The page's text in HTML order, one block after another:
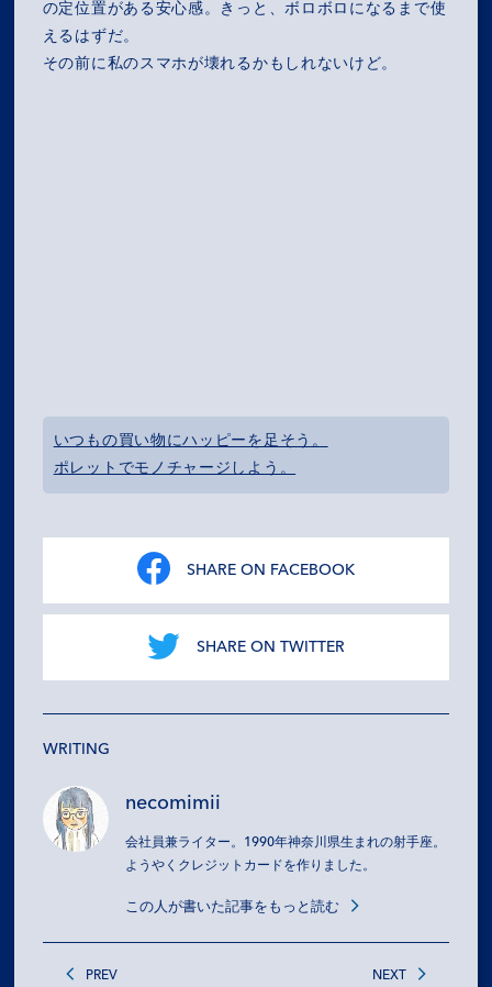
の定位置がある安心感。きっと、ボロボロになるまで使
えるはずだ。
その前に私のスマホが壊れるかもしれないけど。
いつもの買い物にハッピーを足そう。
ポレットでモノチャージしよう。
SHARE ON FACEBOOK
SHARE ON TWITTER
WRITING
necomimii
会社員兼ライター。1990年神奈川県生まれの射手座。
ようやくクレジットカードを作りました。
この人が書いた記事をもっと読む
PREV NEXT